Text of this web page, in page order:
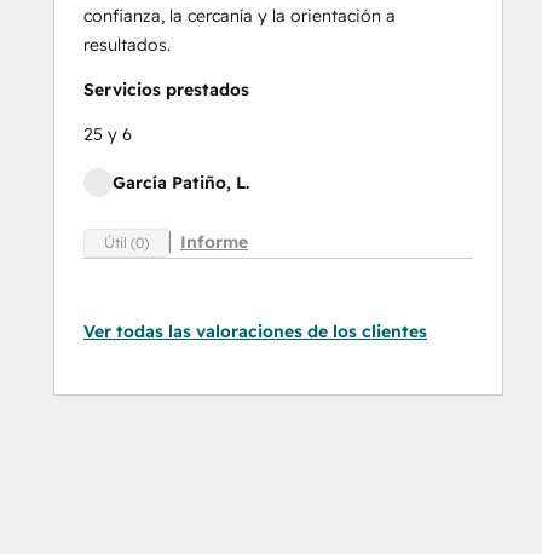
confianza, la cercanía y la orientación a
resultados.
Servicios prestados
25 y 6
García Patiño, L.
Útil (0) Informe
Ver todas las valoraciones de los clientes